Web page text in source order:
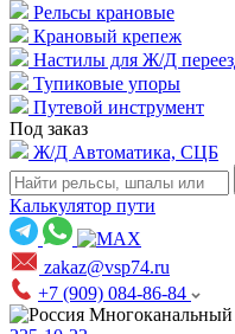
Рельсы крановые
Крановый крепеж
Настилы для Ж/Д
Тупиковые упоры
Путевой инструмент
Под заказ
Ж/Д Автоматика, СЦБ
Калькулятор пути
zakaz@vsp74.ru
+7 (909) 084-86-84